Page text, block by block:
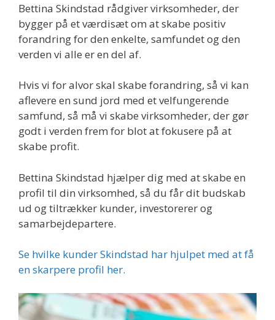
Bettina Skindstad rådgiver virksomheder, der
bygger på et værdisæt om at skabe positiv
forandring for den enkelte, samfundet og den
verden vi alle er en del af.
Hvis vi for alvor skal skabe forandring, så vi kan
aflevere en sund jord med et velfungerende
samfund, så må vi skabe virksomheder, der gør
godt i verden frem for blot at fokusere på at
skabe profit.
Bettina Skindstad hjælper dig med at skabe en
profil til din virksomhed, så du får dit budskab
ud og tiltrækker kunder, investorerer og
samarbejdepartere.
Se hvilke kunder Skindstad har hjulpet med at få
en skarpere profil her.